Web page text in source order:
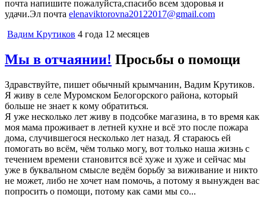
почта напишите пожалуйста,спасибо всем здоровья и
удачи.Эл почта elenaviktorovna20122017@gmail.com
Вадим Крутиков 4 года 12 месяцев
Мы в отчаянии! Просьбы о помощи
Здравствуйте, пишет обычный крымчанин, Вадим Крутиков.
Я живу в селе Муромском Белогорского района, который
больше не знает к кому обратиться.
Я уже несколько лет живу в подсобке магазина, в то время как
моя мама проживает в летней кухне и всё это после пожара
дома, случившегося несколько лет назад. Я стараюсь ей
помогать во всём, чём только могу, вот только наша жизнь с
течением времени становится всё хуже и хуже и сейчас мы
уже в буквальном смысле ведём борьбу за виживание и никто
не может, либо не хочет нам помочь, а потому я вынужден вас
попросить о помощи, потому как сами мы со...